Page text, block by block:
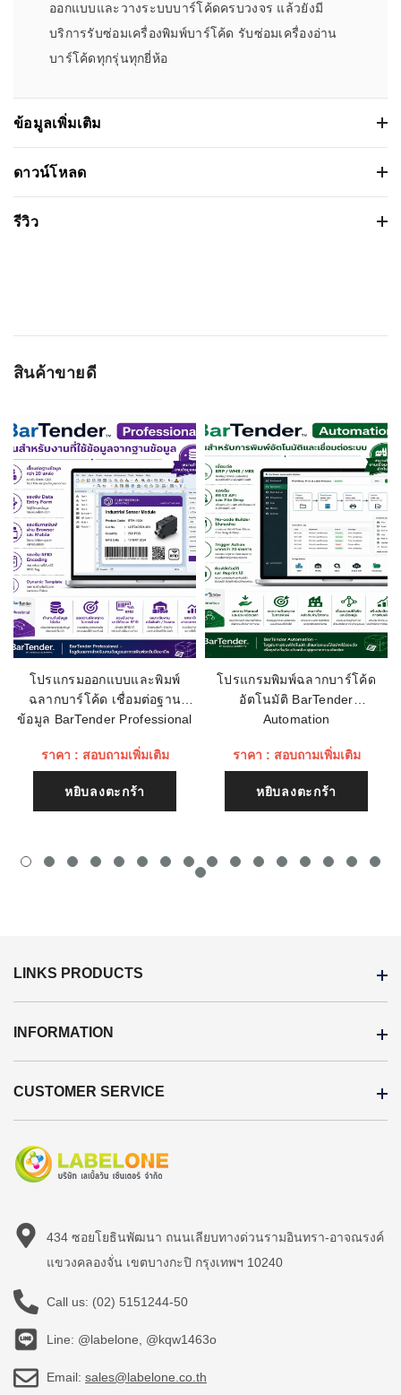
ออกแบบและวางระบบบาร์โค้ดครบวงจร แล้วยังมี
บริการรับซ่อมเครื่องพิมพ์บาร์โค้ด รับซ่อมเครื่องอ่าน
บาร์โค้ดทุกรุ่นทุกยี่ห้อ
ข้อมูลเพิ่มเติม
เครื่องอ่านบาร์โค้ดมือถือ Zebra TC51-HC
Touch Computer
OS (ระบบปฏิบัติการ):
Ram (หน่วยความ
จำหลัก):
2GB RAM/16GB Flash
หน้าจอแสดงผล: 5.0 in. High Definition (1280 x 720
การส่งผ่านข้อมูล: Bluetooth v4.1
รองรับระบบสัญญาณ: -
การใช้พลังงาน: Li-Ion Power Precision 4300 mAh
ปุ่มกด: On-screen keypad
ขนาด (สูง x กว้าง x
6.1 in. L x 2.9 in. W x 0.73 in. H
ทดสอบการตกพื้น
4ft./1.2 m
ทำงานภายใต้อุณหภูมิ
(ร้อน,เย็น):
14°F to 122°F/-10°C to 50°C
IP65
ดาวน์โหลด
รีวิว
WRITE A REVIEW
อีเมลล์
เรทติ่ง
ชื่อหัวข้อรีวิว
เนื้อหา (1500)
สินค้าขายดี
โปรแกรมออกแบบและพิมพ์
ฉลากบาร์โค้ด เชื่อมต่อฐาน
ข้อมูล BarTender Professional
ราคา : สอบถามเพิ่มเติม
หยิบลงตะกร้า
โปรแกรมพิมพ์ฉลากบาร์โค้ด
อัตโนมัติ BarTender
Automation
ราคา : สอบถามเพิ่มเติม
หยิบลงตะกร้า
LINKS PRODUCTS
INFORMATION
CUSTOMER SERVICE
434 ซอยโยธินพัฒนา ถนนเลียบทางด่วนรามอินทรา-อาจณรงค์
แขวงคลองจั่น เขตบางกะปิ กรุงเทพฯ 10240
Call us: (02) 5151244-50
Line: @labelone, @kqw1463o
Email: sales@labelone.co.th